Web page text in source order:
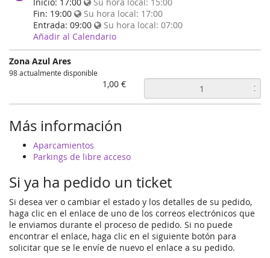
the
event
happen?
Fin: 19:00 Su hora local: 17:00
Entrada: 09:00 Su hora local: 07:00
Añadir al Calendario
Zona Azul Ares
98 actualmente disponible
1,00 €
Más información
Aparcamientos
Parkings de libre acceso
Si ya ha pedido un ticket
Si desea ver o cambiar el estado y los detalles de su pedido,
haga clic en el enlace de uno de los correos electrónicos que
le enviamos durante el proceso de pedido. Si no puede
encontrar el enlace, haga clic en el siguiente botón para
solicitar que se le envíe de nuevo el enlace a su pedido.